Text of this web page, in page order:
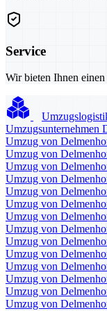
Service
Wir bieten Ihnen
Umzugsunternehmen
Umzug von
Umzug von
Umzug von
Umzug von
Umzug von
Umzug von
Umzug von
Umzug von
Umzug von
Umzug von
Umzug von
Umzug von
Umzug von
Umzug von